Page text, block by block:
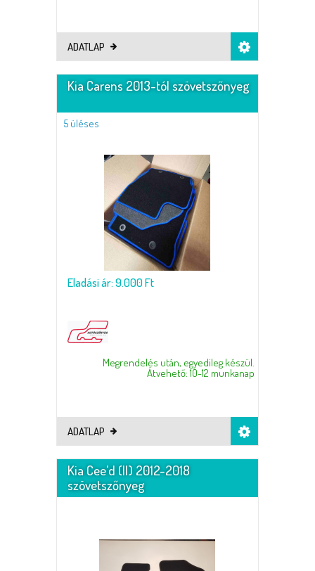
ADATLAP
Kia Carens 2013-tól szövetszőnyeg
5 üléses
Eladási ár: 9.000 Ft
Megrendelés után, egyedileg készül.
Átvehető: 10-12 munkanap
ADATLAP
Kia Cee'd (II) 2012-2018
szövetszőnyeg